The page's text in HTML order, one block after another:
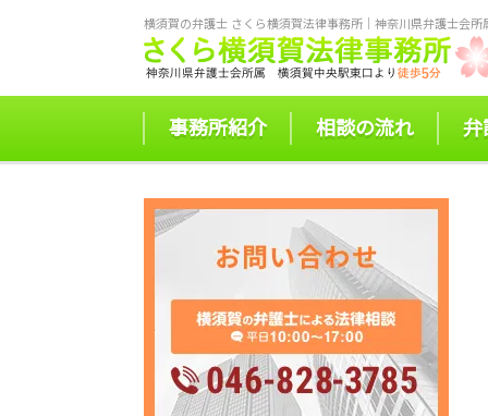
横須賀の弁護士 さくら横須賀法律事務所｜神奈川県弁護士会所
事務所紹介 相談の流れ 弁